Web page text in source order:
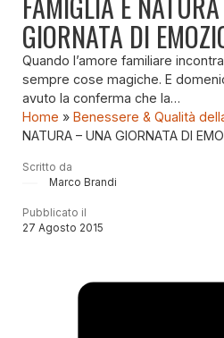
GIORNATA DI
Quando l’amore familiare
sempre cose magiche. E
avuto la conferma che la…
Home » Benessere & Qualità
NATURA – UNA GIORNATA DI
Scritto da
Marco Brandi
Pubblicato il
27 Agosto 2015